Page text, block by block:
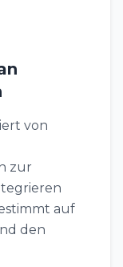
von
zur
auf
den